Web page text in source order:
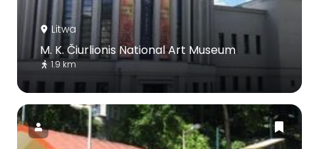
Litwa
M. K. Čiurlionis National Art Museum
1.9 km